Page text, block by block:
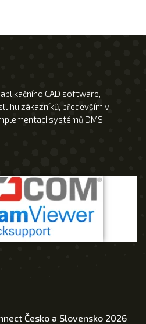
CAD software,
zákazníků, především v
systémů DMS.
Česko a Slovensko 2026